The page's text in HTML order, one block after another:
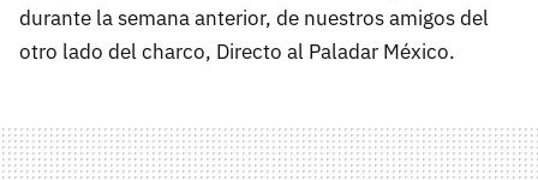
durante la semana anterior, de nuestros amigos del
otro lado del charco, Directo al Paladar México.